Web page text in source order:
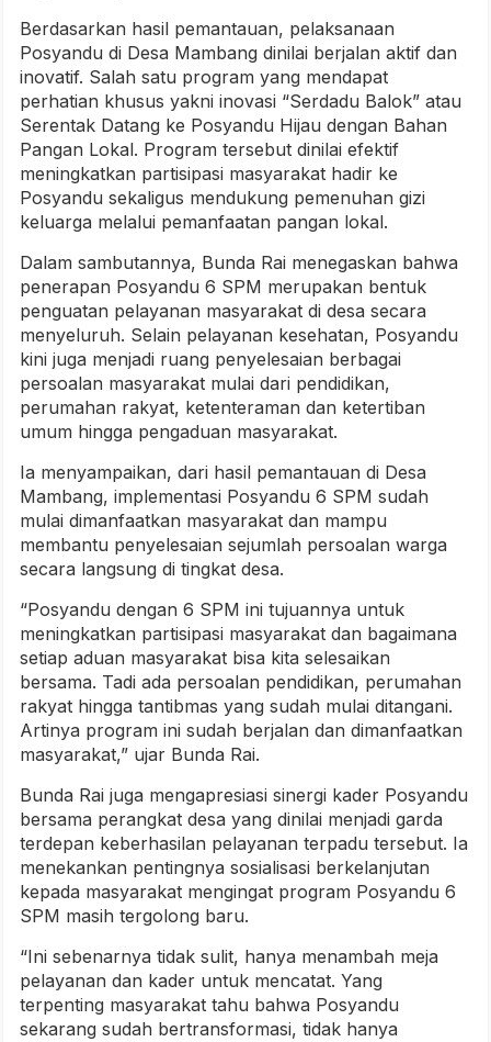
Berdasarkan hasil pemantauan, pelaksanaan
Posyandu di Desa Mambang dinilai berjalan aktif dan
inovatif. Salah satu program yang mendapat
perhatian khusus yakni inovasi “Serdadu Balok” atau
Serentak Datang ke Posyandu Hijau dengan Bahan
Pangan Lokal. Program tersebut dinilai efektif
meningkatkan partisipasi masyarakat hadir ke
Posyandu sekaligus mendukung pemenuhan gizi
keluarga melalui pemanfaatan pangan lokal.
Dalam sambutannya, Bunda Rai menegaskan bahwa
penerapan Posyandu 6 SPM merupakan bentuk
penguatan pelayanan masyarakat di desa secara
menyeluruh. Selain pelayanan kesehatan, Posyandu
kini juga menjadi ruang penyelesaian berbagai
persoalan masyarakat mulai dari pendidikan,
perumahan rakyat, ketenteraman dan ketertiban
umum hingga pengaduan masyarakat.
Ia menyampaikan, dari hasil pemantauan di Desa
Mambang, implementasi Posyandu 6 SPM sudah
mulai dimanfaatkan masyarakat dan mampu
membantu penyelesaian sejumlah persoalan warga
secara langsung di tingkat desa.
“Posyandu dengan 6 SPM ini tujuannya untuk
meningkatkan partisipasi masyarakat dan bagaimana
setiap aduan masyarakat bisa kita selesaikan
bersama. Tadi ada persoalan pendidikan, perumahan
rakyat hingga tantibmas yang sudah mulai ditangani.
Artinya program ini sudah berjalan dan dimanfaatkan
masyarakat,” ujar Bunda Rai.
Bunda Rai juga mengapresiasi sinergi kader Posyandu
bersama perangkat desa yang dinilai menjadi garda
terdepan keberhasilan pelayanan terpadu tersebut. Ia
menekankan pentingnya sosialisasi berkelanjutan
kepada masyarakat mengingat program Posyandu 6
SPM masih tergolong baru.
“Ini sebenarnya tidak sulit, hanya menambah meja
pelayanan dan kader untuk mencatat. Yang
terpenting masyarakat tahu bahwa Posyandu
sekarang sudah bertransformasi, tidak hanya